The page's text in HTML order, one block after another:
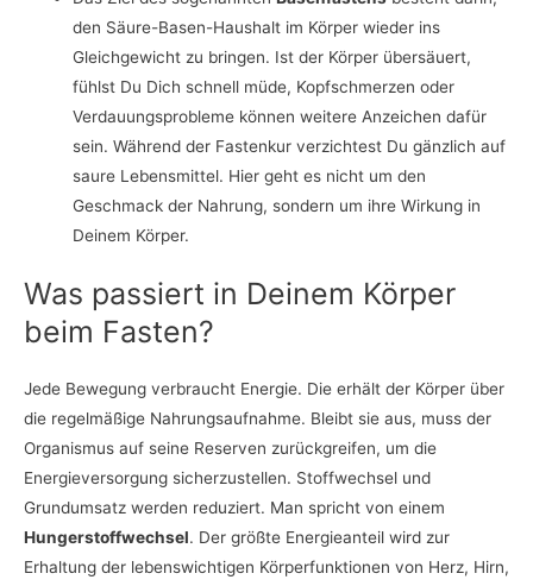
den Säure-Basen-Haushalt im Körper wieder ins
Gleichgewicht zu bringen. Ist der Körper übersäuert,
fühlst Du Dich schnell müde, Kopfschmerzen oder
Verdauungsprobleme können weitere Anzeichen dafür
sein. Während der Fastenkur verzichtest Du gänzlich auf
saure Lebensmittel. Hier geht es nicht um den
Geschmack der Nahrung, sondern um ihre Wirkung in
Deinem Körper.
Was passiert in Deinem Körper
beim Fasten?
Jede Bewegung verbraucht Energie. Die erhält der Körper über
die regelmäßige Nahrungsaufnahme. Bleibt sie aus, muss der
Organismus auf seine Reserven zurückgreifen, um die
Energieversorgung sicherzustellen. Stoffwechsel und
Grundumsatz werden reduziert. Man spricht von einem
Hungerstoffwechsel. Der größte Energieanteil wird zur
Erhaltung der lebenswichtigen Körperfunktionen von Herz, Hirn,